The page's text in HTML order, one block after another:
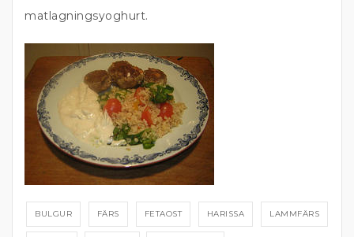
matlagningsyoghurt.
BULGUR FÄRS FETAOST HARISSA LAMMFÄRS